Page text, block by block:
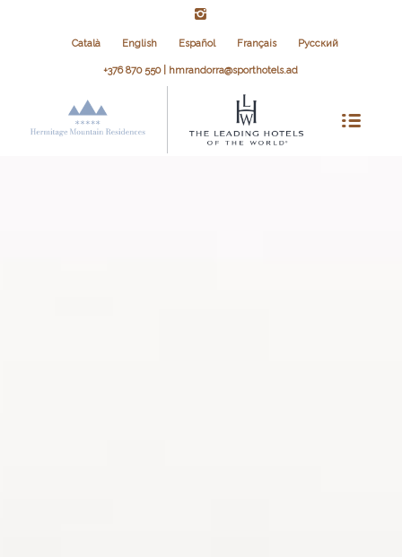
Català English Español Français Русский
+376 870 550 | hmrandorra@sporthotels.ad